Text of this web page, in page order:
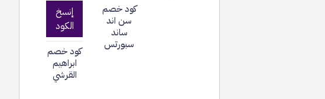
كود خصم
سن اند
ساند
سبورتس
إنسخ
الكود
كود خصم
ابراهيم
القرشي